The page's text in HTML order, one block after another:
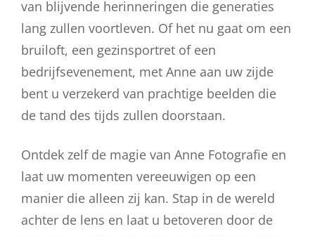
van blijvende herinneringen die generaties
lang zullen voortleven. Of het nu gaat om een
bruiloft, een gezinsportret of een
bedrijfsevenement, met Anne aan uw zijde
bent u verzekerd van prachtige beelden die
de tand des tijds zullen doorstaan.
Ontdek zelf de magie van Anne Fotografie en
laat uw momenten vereeuwigen op een
manier die alleen zij kan. Stap in de wereld
achter de lens en laat u betoveren door de